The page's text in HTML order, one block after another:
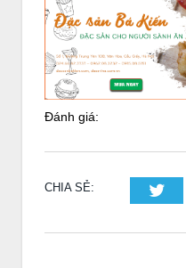
Đánh giá:
CHIA SẺ: